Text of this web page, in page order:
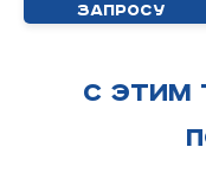
запросу
С этим